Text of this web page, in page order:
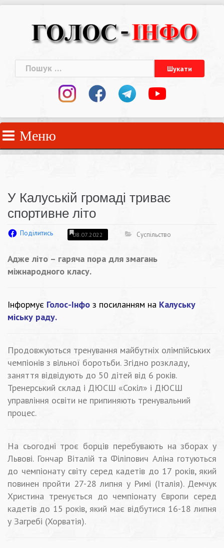
Пошук:
Меню
У Калуській громаді триває
спортивне літо
Поділитись 08.07.2022 Суспільство
Адже літо – гаряча пора для змагань
міжнародного класу.
Інформує Голос-Інфо з посиланням на Калуську
міську раду.
Продовжуються тренування майбутніх олімпійських
чемпіонів з вільної боротьби. Згідно розкладу,
заняття відвідують до 50 дітей від 6 років.
Тренерський склад і ДЮСШ «Сокіл» і ДЮСШ
управління освіти не припиняють тренувальний
процес.
На сьогодні троє борців перебувають на зборах у
Львові. Гончар Віталій та Філіпович Аліна готуються
до чемпіонату світу серед кадетів до 17 років, який
повинен пройти 27-28 липня у Римі (Італія). Демчук
Христина тренується до чемпіонату Європи серед
кадетів до 15 років, який має відбутися 16-18 липня
у Загребі (Хорватія).